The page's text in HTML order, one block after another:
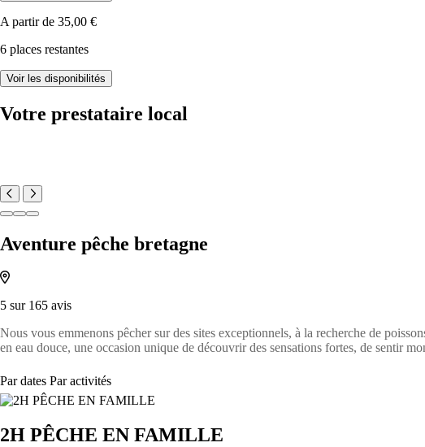
A partir de 35,00 €
6 places restantes
Voir les disponibilités
Votre prestataire local
Aventure pêche bretagne
5 sur 165 avis
Nous vous emmenons pêcher sur des sites exceptionnels, à la recherche de
en eau douce, une occasion unique de découvrir des sensations fortes, de sentir
Par dates Par activités
2H PÊCHE EN FAMILLE